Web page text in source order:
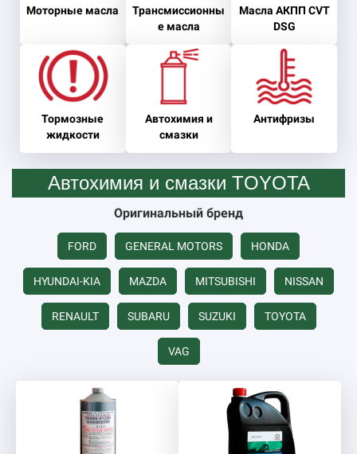
Моторные масла
Трансмиссионны
е масла
Масла АКПП CVT
DSG
Тормозные
жидкости
Автохимия и
смазки
Антифризы
Автохимия и смазки TOYOTA
Оригинальный бренд
FORD GENERAL MOTORS HONDA
HYUNDAI-KIA MAZDA MITSUBISHI NISSAN
RENAULT SUBARU SUZUKI TOYOTA
VAG